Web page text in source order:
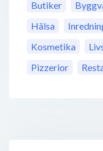
Butiker
Hälsa
Kosmetika
Pizzerior